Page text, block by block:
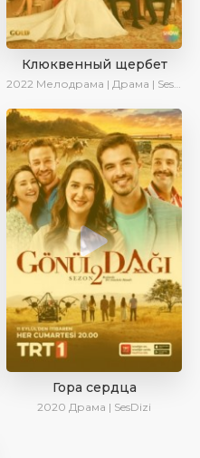
Клюквенный щербет
2022 Мелодрама | Драма | SesDizi
Гора сердца
2020 Драма | SesDizi